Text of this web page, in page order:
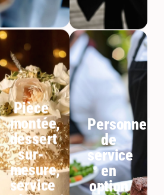
Pièce
montée,
dessert
sur-
mesure,
service
Personnel
de
service
en
option